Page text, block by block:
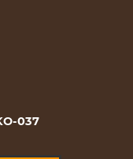
037